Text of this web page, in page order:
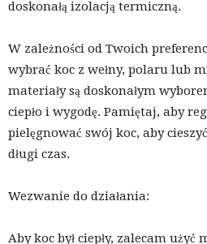
doskonałą izolacją termiczną.
W zależności od Twoich
wybrać koc z wełny, polaru lub
materiały są doskonałym
ciepło i wygodę. Pamiętaj, aby
pielęgnować swój koc, aby
długi czas.
Wezwanie do działania:
Aby koc był ciepły, zalecam